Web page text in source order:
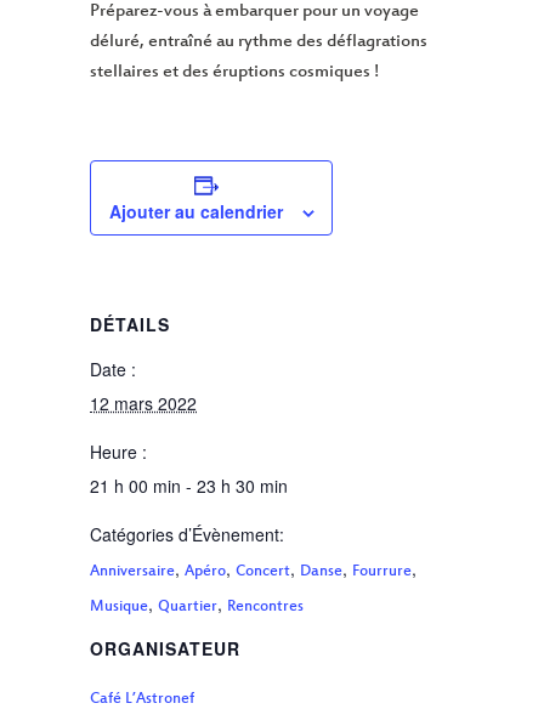
Préparez-vous à embarquer pour un voyage
déluré, entraîné au rythme des déflagrations
stellaires et des éruptions cosmiques !
Ajouter au calendrier
DÉTAILS
Date :
12 mars 2022
Heure :
21 h 00 min - 23 h 30 min
Catégories d’Évènement:
Anniversaire, Apéro, Concert, Danse, Fourrure,
Musique, Quartier, Rencontres
ORGANISATEUR
Café L’Astronef